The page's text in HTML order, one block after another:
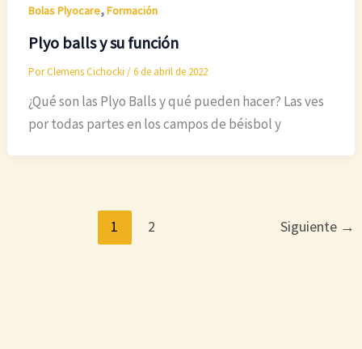
Bolas Plyocare,Formación
Plyo balls y su función
PorClemens Cichocki /6 de abril de 2022
¿Qué son las Plyo Balls y qué pueden hacer? Las ves
por todas partes en los campos de béisbol y
1 2 Siguiente →